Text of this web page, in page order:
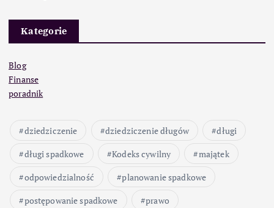
Kategorie
Blog
Finanse
poradnik
dziedziczenie dziedziczenie długów
długi
długi spadkowe
Kodeks cywilny
majątek
odpowiedzialność
planowanie spadkowe
postępowanie spadkowe
prawo